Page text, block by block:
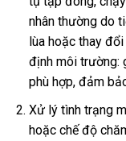
nhân thường do
lùa hoặc thay
định môi trường:
phù hợp, đảm
Xử lý tình trạng
hoặc chế độ